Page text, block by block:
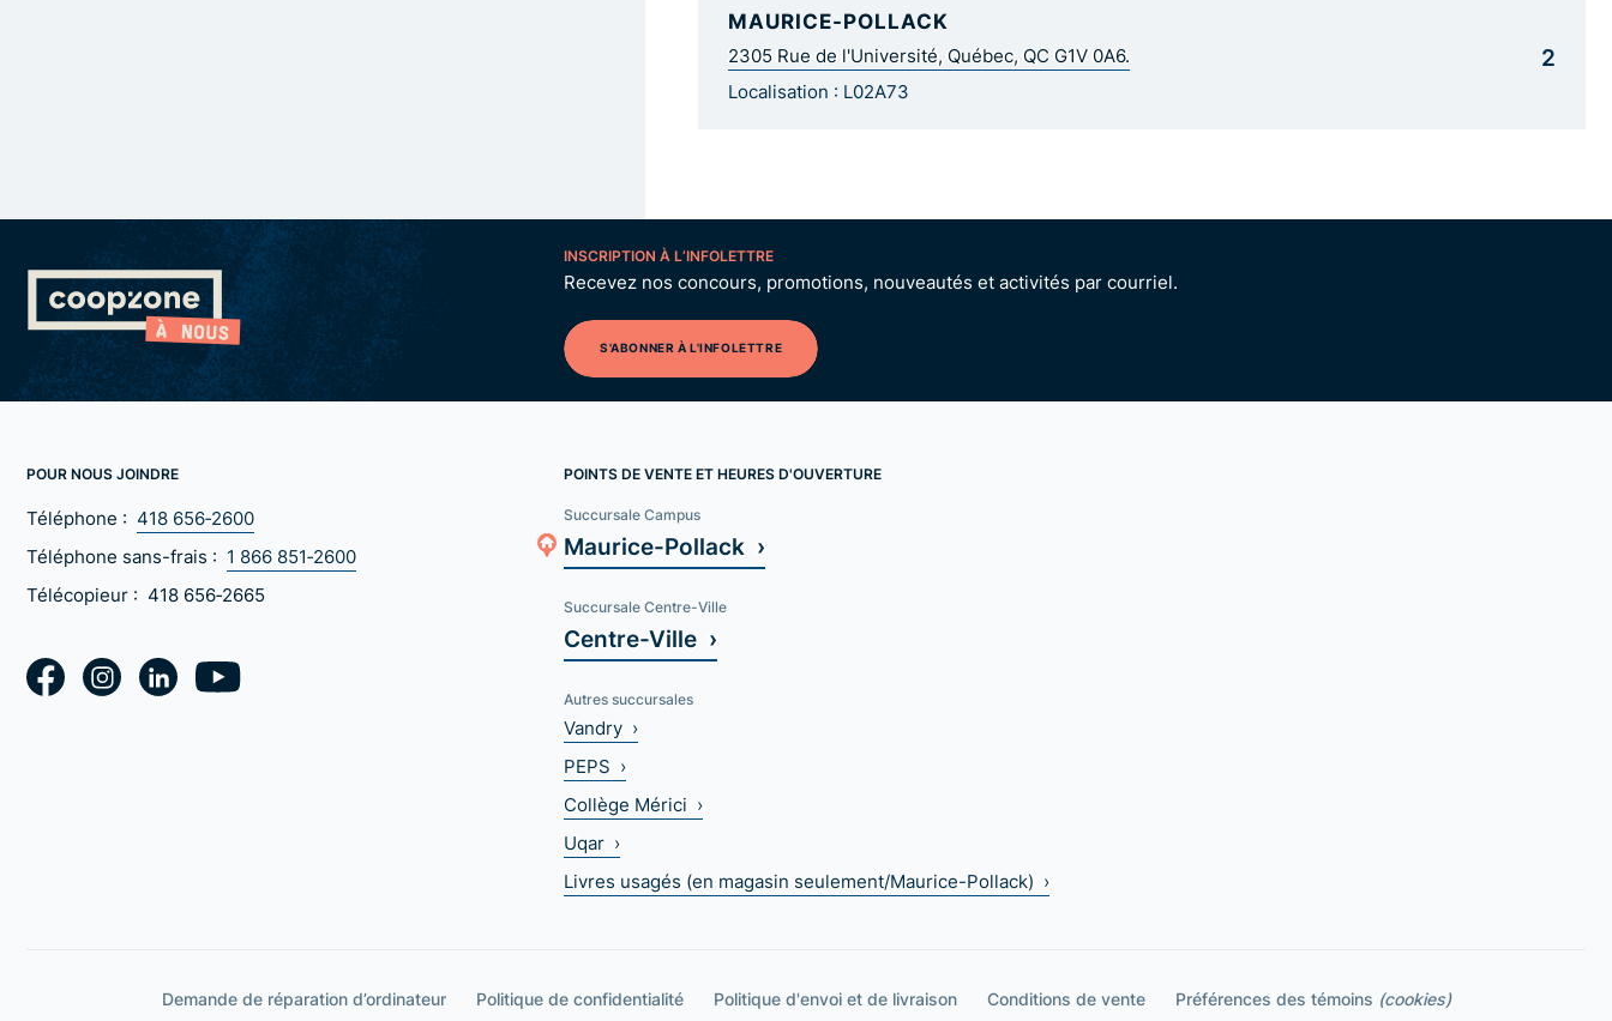
MAURICE-POLLACK
2305 Rue de l'Université, Québec, QC G1V 0A6.
Localisation : L02A73
2
INSCRIPTION À L’INFOLETTRE
Recevez nos concours, promotions, nouveautés et activités par courriel.
S'ABONNER À L'INFOLETTRE
POUR NOUS JOINDRE
Téléphone : 418 656‑2600
Téléphone sans-frais : 1 866 851‑2600
Télécopieur : 418 656‑2665
POINTS DE VENTE ET HEURES D'OUVERTURE
Succursale Campus
Maurice-Pollack ›
Succursale Centre-Ville
Centre-Ville ›
Autres succursales
Vandry ›
PEPS ›
Collège Mérici ›
Uqar ›
Livres usagés (en magasin seulement/Maurice-Pollack) ›
Demande de réparation d’ordinateur Politique de confidentialité Politique d'envoi et de livraison Conditions de vente Préférences des témoins (cookies)